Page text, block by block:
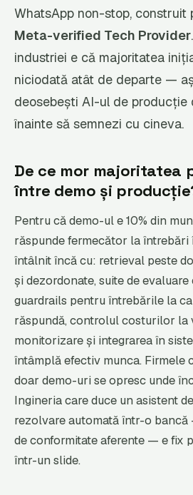
WhatsApp non-stop, construit
Meta-verified Tech Provider
industriei e că majoritatea
niciodată atât de departe —
deosebești AI-ul de producție
înainte să semnezi cu cineva.
De ce mor majoritatea
între demo și
Pentru că demo-ul e 10% din
răspunde fermecător la
întâlnit încă cu: retrieval peste
și dezordonate, suite de
guardrails pentru întrebările la
răspundă, controlul costurilor la
monitorizare și integrarea în
întâmplă efectiv munca. Firmele
doar demo-uri se opresc unde
Ingineria care duce un asistent
rezolvare automată într-o
de conformitate aferente — e fix
într-un slide.